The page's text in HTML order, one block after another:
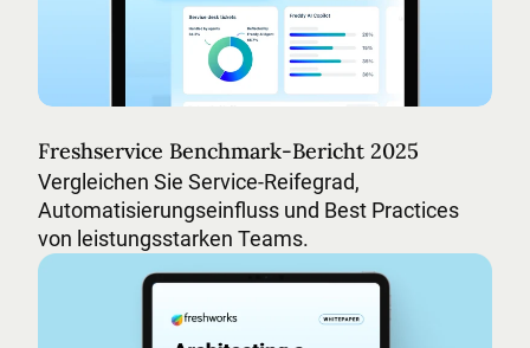
Freshservice Benchmark-Bericht 2025
Vergleichen Sie Service-Reifegrad,
Automatisierungseinfluss und Best Practices
von leistungsstarken Teams.
Eine erfolgreiche digitale Employee Experience für